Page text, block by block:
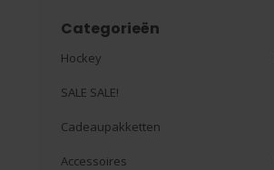
Categorieën
Hockey
SALE SALE!
Cadeaupakketten
Accessoires